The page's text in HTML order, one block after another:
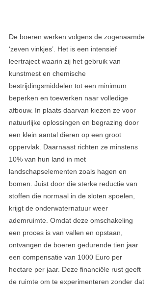
De boeren werken volgens de zogenaamde
‘zeven vinkjes’. Het is een intensief
leertraject waarin zij het gebruik van
kunstmest en chemische
bestrijdingsmiddelen tot een minimum
beperken en toewerken naar volledige
afbouw. In plaats daarvan kiezen ze voor
natuurlijke oplossingen en begrazing door
een klein aantal dieren op een groot
oppervlak. Daarnaast richten ze minstens
10% van hun land in met
landschapselementen zoals hagen en
bomen. Juist door die sterke reductie van
stoffen die normaal in de sloten spoelen,
krijgt de onderwaternatuur weer
ademruimte. Omdat deze omschakeling
een proces is van vallen en opstaan,
ontvangen de boeren gedurende tien jaar
een compensatie van 1000 Euro per
hectare per jaar. Deze financiële rust geeft
de ruimte om te experimenteren zonder dat